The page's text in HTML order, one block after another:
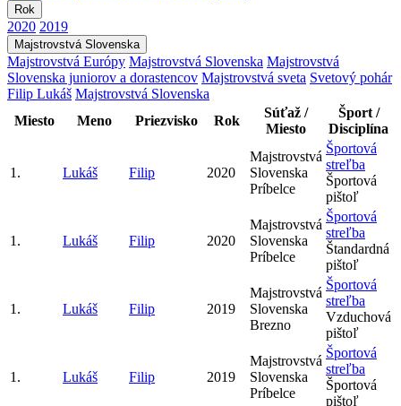
Rok
2020 2019
Majstrovstvá Slovenska
Majstrovstvá Európy Majstrovstvá Slovenska Majstrovstvá
Slovenska juniorov a dorastencov Majstrovstvá sveta Svetový pohár
Filip Lukáš Majstrovstvá Slovenska
Miesto
Meno Priezvisko Rok
Súťaž /
Miesto
Šport /
Disciplína
1. Lukáš Filip 2020
Majstrovstvá
Slovenska
Príbelce
Športová
streľba
Športová
pištoľ
1. Lukáš Filip 2020
Majstrovstvá
Slovenska
Príbelce
Športová
streľba
Štandardná
pištoľ
1. Lukáš Filip 2019
Majstrovstvá
Slovenska
Brezno
Športová
streľba
Vzduchová
pištoľ
1. Lukáš Filip 2019
Majstrovstvá
Slovenska
Príbelce
Športová
streľba
Športová
pištoľ